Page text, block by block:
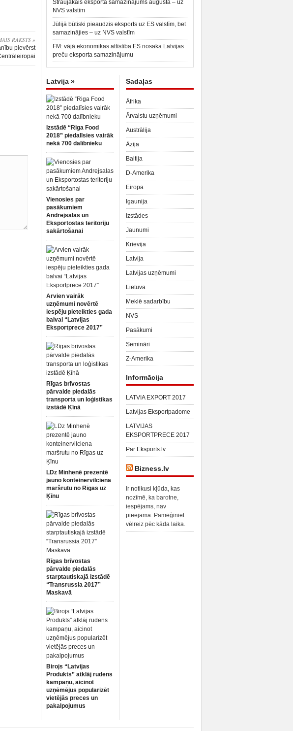
RAKSTS »
pievērst
Straujākais eksporta samazinājums augustā – uz
NVS valstīm
Jūlijā būtiski pieaudzis eksports uz ES valstīm, bet
samazinājies – uz NVS valstīm
FM: vājā ekonomikas attīstība ES nosaka Latvijas
preču eksporta samazinājumu
Latvija »
Izstādē “Riga Food
2018” piedalīsies vairāk
nekā 700 dalībnieku
Vienosies par
pasākumiem
Andrejsalas un
Eksportostas teritoriju
sakārtošanai
Arvien vairāk
uzņēmumi novērtē
iespēju pieteikties gada
balvai “Latvijas
Eksportprece 2017”
Rīgas brīvostas
pārvalde piedalās
transporta un loģistikas
izstādē Ķīnā
LDz Minhenē prezentē
jauno konteinervilciena
maršrutu no Rīgas uz
Ķīnu
Rīgas brīvostas
pārvalde piedalās
starptautiskajā izstādē
“Transrussia 2017”
Maskavā
Birojs “Latvijas
Produkts” atklāj rudens
kampaņu, aicinot
uzņēmējus popularizēt
vietējās preces un
pakalpojumus
Sadaļas
Āfrika
Ārvalstu uzņēmumi
Austrālija
Āzija
Baltija
D-Amerika
Eiropa
Igaunija
Izstādes
Jaunumi
Krievija
Latvija
Latvijas uzņēmumi
Lietuva
Meklē sadarbību
NVS
Pasākumi
Semināri
Z-Amerika
Informācija
LATVIA EXPORT 2017
Latvijas Eksportpadome
LATVIJAS
EKSPORTPRECE 2017
Par Eksports.lv
Bizness.lv
Ir notikusi kļūda, kas
nozīmē, ka barotne,
iespējams, nav
pieejama. Pamēģiniet
vēlreiz pēc kāda laika.